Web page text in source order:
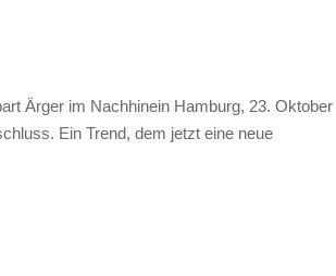
Ärger im Nachhinein Hamburg, 23. Oktober
Ein Trend, dem jetzt eine neue